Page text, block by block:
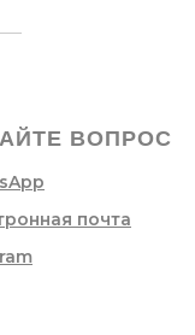
ВОПРОС
почта